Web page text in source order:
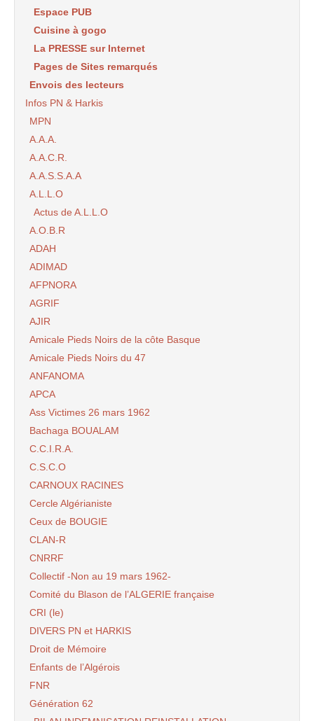
Espace PUB
Cuisine à gogo
La PRESSE sur Internet
Pages de Sites remarqués
Envois des lecteurs
Infos PN & Harkis
MPN
A.A.A.
A.A.C.R.
A.A.S.S.A.A
A.L.L.O
Actus de A.L.L.O
A.O.B.R
ADAH
ADIMAD
AFPNORA
AGRIF
AJIR
Amicale Pieds Noirs de la côte Basque
Amicale Pieds Noirs du 47
ANFANOMA
APCA
Ass Victimes 26 mars 1962
Bachaga BOUALAM
C.C.I.R.A.
C.S.C.O
CARNOUX RACINES
Cercle Algérianiste
Ceux de BOUGIE
CLAN-R
CNRRF
Collectif -Non au 19 mars 1962-
Comité du Blason de l’ALGERIE française
CRI (le)
DIVERS PN et HARKIS
Droit de Mémoire
Enfants de l’Algérois
FNR
Génération 62